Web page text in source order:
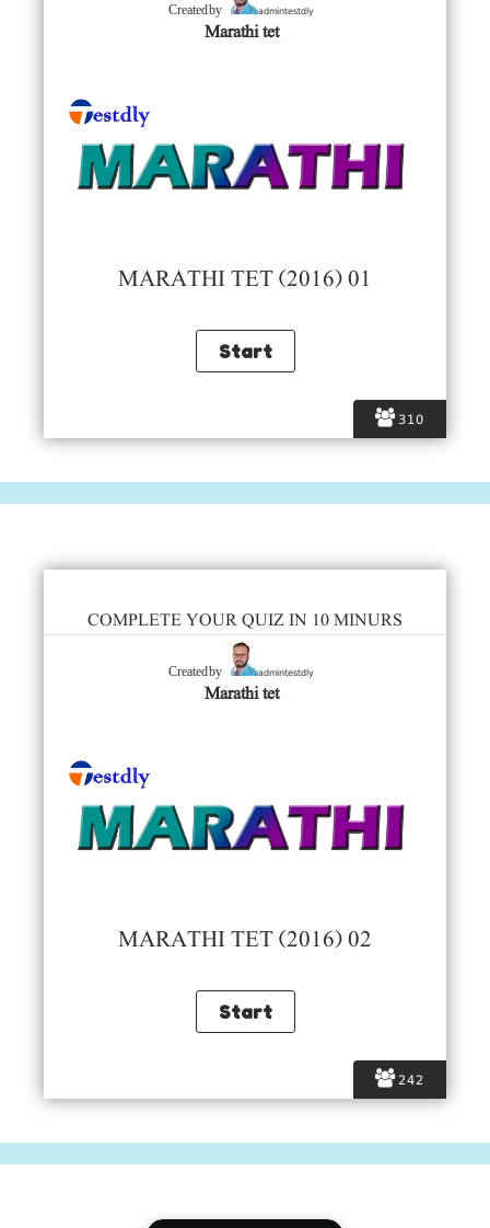
310
Created by admintestdly
Marathi tet
MARATHI TET (2016) 01
242
COMPLETE YOUR QUIZ IN 10 MINURS
Created by admintestdly
Marathi tet
MARATHI TET (2016) 02